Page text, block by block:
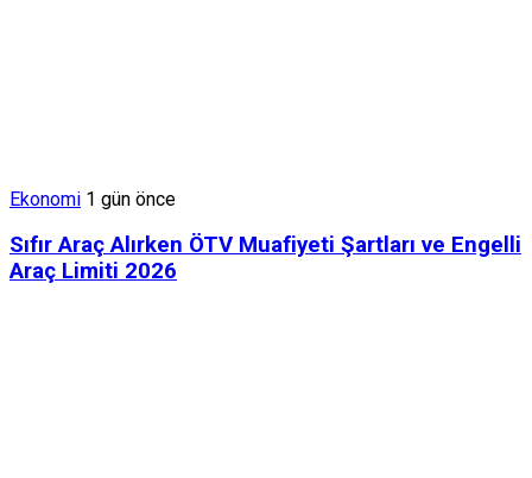
Ekonomi 1 gün önce
Sıfır Araç Alırken ÖTV Muafiyeti Şartları ve Engelli
Araç Limiti 2026